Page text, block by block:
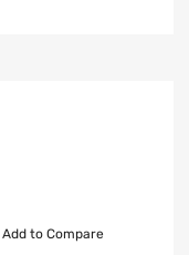
Add to Compare